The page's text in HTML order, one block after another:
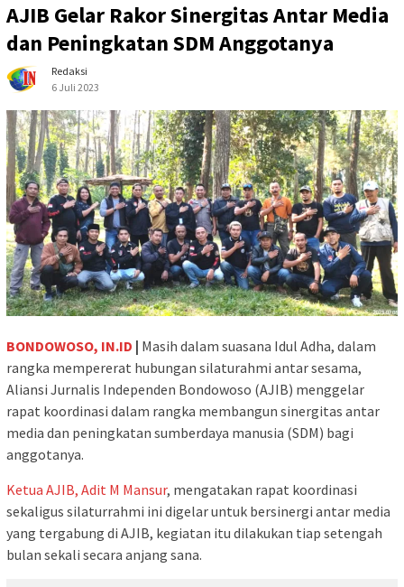
AJIB Gelar Rakor Sinergitas Antar Media
dan Peningkatan SDM Anggotanya
Redaksi
6 Juli 2023
BONDOWOSO, IN.ID | Masih dalam suasana Idul Adha, dalam
rangka mempererat hubungan silaturahmi antar sesama,
Aliansi Jurnalis Independen Bondowoso (AJIB) menggelar
rapat koordinasi dalam rangka membangun sinergitas antar
media dan peningkatan sumberdaya manusia (SDM) bagi
anggotanya.
Ketua AJIB, Adit M Mansur, mengatakan rapat koordinasi
sekaligus silaturrahmi ini digelar untuk bersinergi antar media
yang tergabung di AJIB, kegiatan itu dilakukan tiap setengah
bulan sekali secara anjang sana.